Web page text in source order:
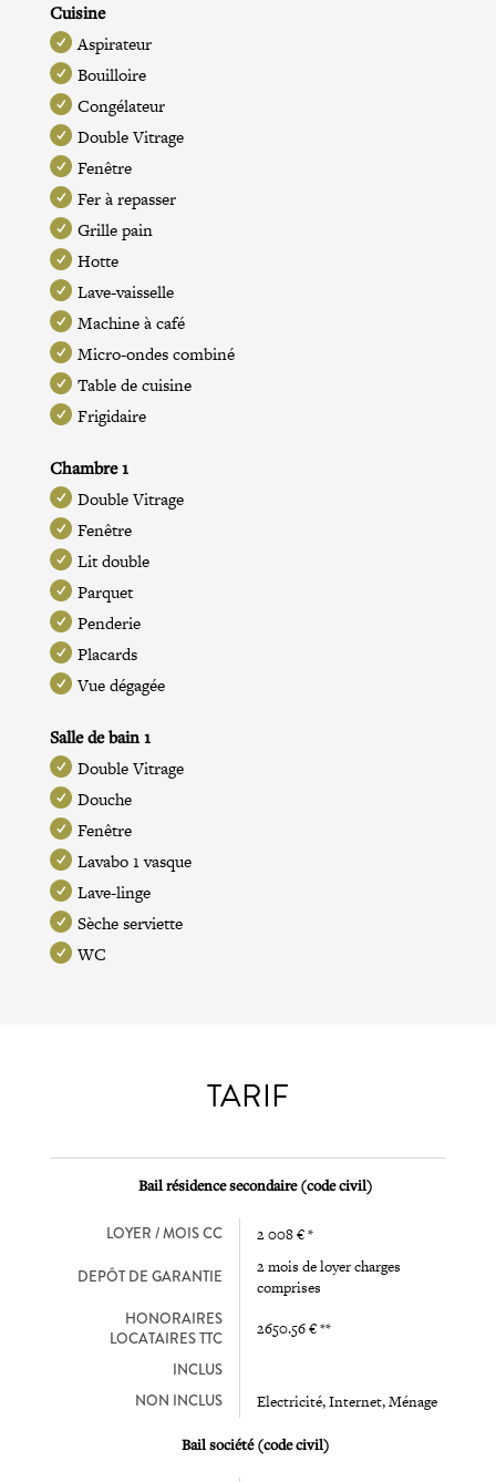
Cuisine
Aspirateur
Bouilloire
Congélateur
Double Vitrage
Fenêtre
Fer à repasser
Grille pain
Hotte
Lave-vaisselle
Machine à café
Micro-ondes combiné
Table de cuisine
Frigidaire
Chambre 1
Double Vitrage
Fenêtre
Lit double
Parquet
Penderie
Placards
Vue dégagée
Salle de bain 1
Double Vitrage
Douche
Fenêtre
Lavabo 1 vasque
Lave-linge
Sèche serviette
WC
TARIF
Bail résidence secondaire (code civil)
LOYER / MOIS CC 2 008 € *
DEPÔT DE GARANTIE
2 mois de loyer charges
comprises
HONORAIRES
LOCATAIRES TTC
2650.56 € **
INCLUS
NON INCLUS
Electricité, Internet, Ménage
Bail société (code civil)